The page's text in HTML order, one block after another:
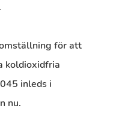
för att
koldioxidfria
inleds i
nu.